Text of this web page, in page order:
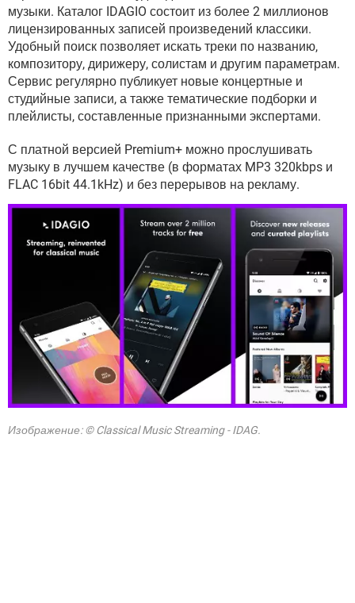
GOOGLE
YANDEX
музыки. Каталог IDAGIO состоит из более 2 миллионов
лицензированных записей произведений классики.
Удобный поиск позволяет искать треки по названию,
композитору, дирижеру, солистам и другим параметрам.
Сервис регулярно публикует новые концертные и
студийные записи, а также тематические подборки и
плейлисты, составленные признанными экспертами.
С платной версией Premium+ можно прослушивать
музыку в лучшем качестве (в форматах MP3 320kbps и
FLAC 16bit 44.1kHz) и без перерывов на рекламу.
Изображение: © Classical Music Streaming - IDAG.